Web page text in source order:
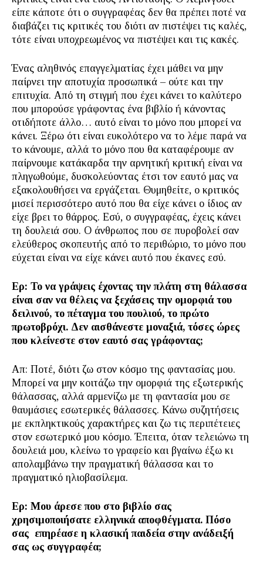
είπε κάποτε ότι ο συγγραφέας δεν θα πρέπει ποτέ να
διαβάζει τις κριτικές του διότι αν πιστέψει τις καλές,
τότε είναι υποχρεωμένος να πιστέψει και τις κακές.
Ένας αληθινός επαγγελματίας έχει μάθει να μην
παίρνει την αποτυχία προσωπικά – ούτε και την
επιτυχία. Από τη στιγμή που έχει κάνει το καλύτερο
που μπορούσε γράφοντας ένα βιβλίο ή κάνοντας
οτιδήποτε άλλο… αυτό είναι το μόνο που μπορεί να
κάνει. Ξέρω ότι είναι ευκολότερο να το λέμε παρά να
το κάνουμε, αλλά το μόνο που θα καταφέρουμε αν
παίρνουμε κατάκαρδα την αρνητική κριτική είναι να
πληγωθούμε, δυσκολεύοντας έτσι τον εαυτό μας να
εξακολουθήσει να εργάζεται. Θυμηθείτε, ο κριτικός
μισεί περισσότερο αυτό που θα είχε κάνει ο ίδιος αν
είχε βρει το θάρρος. Εσύ, ο συγγραφέας, έχεις κάνει
τη δουλειά σου. Ο άνθρωπος που σε πυροβολεί σαν
ελεύθερος σκοπευτής από το περιθώριο, το μόνο που
εύχεται είναι να είχε κάνει αυτό που έκανες εσύ.
Ερ: Το να γράψεις έχοντας την πλάτη στη θάλασσα
είναι σαν να θέλεις να ξεχάσεις την ομορφιά του
δειλινού, το πέταγμα του πουλιού, το πρώτο
πρωτοβρόχι. Δεν αισθάνεστε μοναξιά, τόσες ώρες
που κλείνεστε στον εαυτό σας γράφοντας;
Απ: Ποτέ, διότι ζω στον κόσμο της φαντασίας μου.
Μπορεί να μην κοιτάζω την ομορφιά της εξωτερικής
θάλασσας, αλλά αρμενίζω με τη φαντασία μου σε
θαυμάσιες εσωτερικές θάλασσες. Κάνω συζητήσεις
με εκπληκτικούς χαρακτήρες και ζω τις περιπέτειες
στον εσωτερικό μου κόσμο. Έπειτα, όταν τελειώνω τη
δουλειά μου, κλείνω το γραφείο και βγαίνω έξω κι
απολαμβάνω την πραγματική θάλασσα και το
πραγματικό ηλιοβασίλεμα.
Ερ: Μου άρεσε που στο βιβλίο σας
χρησιμοποιήσατε ελληνικά αποφθέγματα. Πόσο
σας επηρέασε η κλασική παιδεία στην ανάδειξή
σας ως συγγραφέα;